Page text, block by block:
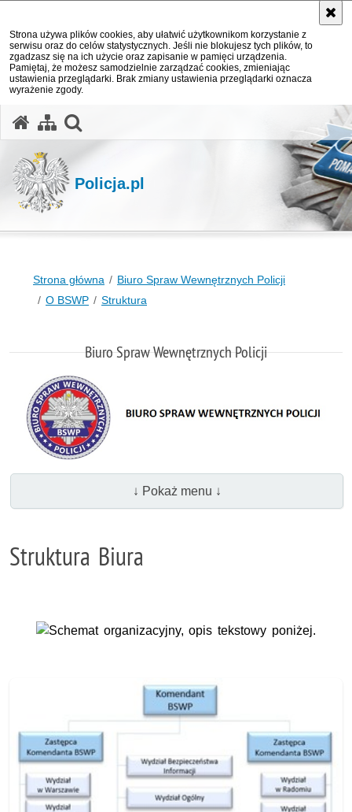
Strona używa plików cookies, aby ułatwić użytkownikom korzystanie z
serwisu oraz do celów statystycznych. Jeśli nie blokujesz tych plików, to
zgadzasz się na ich użycie oraz zapisanie w pamięci urządzenia.
Pamiętaj, że możesz samodzielnie zarządzać cookies, zmieniając
ustawienia przeglądarki. Brak zmiany ustawienia przeglądarki oznacza
wyrażenie zgody.
Policja.pl
Strona główna
Biuro Spraw Wewnętrznych Policji
O BSWP
Struktura
Biuro Spraw Wewnętrznych Policji
↓ Pokaż menu ↓
Struktura Biura